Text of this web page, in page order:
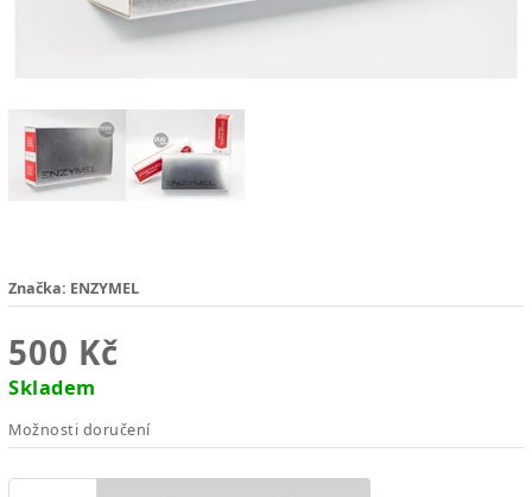
Značka: ENZYMEL
500 Kč
Skladem
Možnosti doručení